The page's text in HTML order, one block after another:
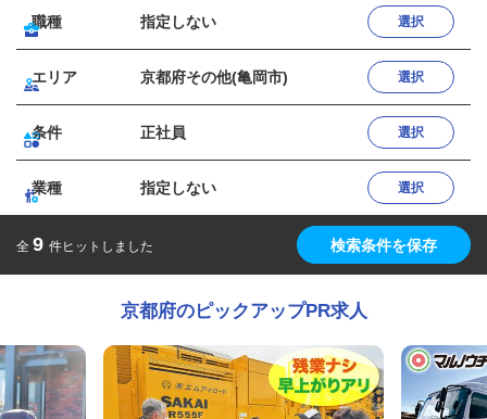
職種 指定しない 選択
エリア 京都府その他(亀岡市) 選択
条件 正社員 選択
業種 指定しない 選択
全 9 件ヒットしました 検索条件を保存
京都府のピックアップPR求人